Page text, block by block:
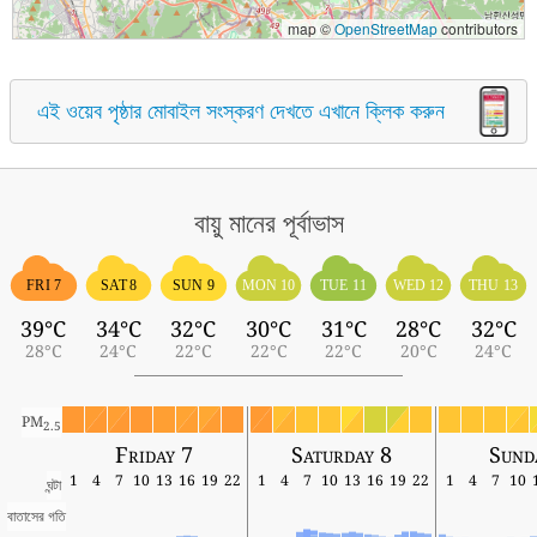
map ©OpenStreetMapcontributors
এই ওয়েব পৃষ্ঠার মোবাইল সংস্করণ দেখতে এখানে ক্লিক করুন
বায়ু মানের পূর্বাভাস
FRI 7
39°C
28°C
SAT 8
34°C
24°C
SUN 9
32°C
22°C
MON 10
30°C
22°C
TUE 11
31°C
22°C
WED 12
28°C
20°C
THU 13
32°C
24°C
PM2.5
Friday 7 Saturday 8
ঘন্টা 1 4 7 10 13 16 19 22 1 4 7 10 13 16 19 22 1 4 7 10
বাতাসের গতি